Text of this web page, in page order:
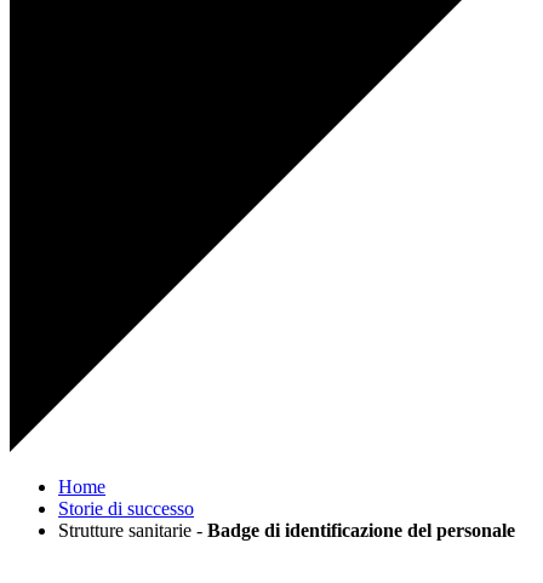
Home
Storie di successo
Strutture sanitarie - Badge di identificazione del personale